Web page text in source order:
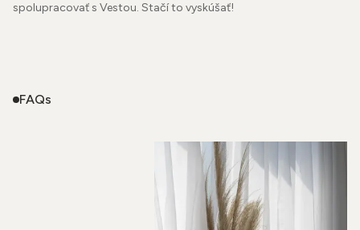
spolupracovať s Vestou. Stačí to vyskúšať!
FAQs